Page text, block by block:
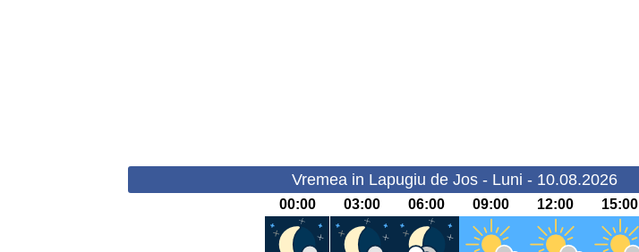
Vremea in Lapugiu de Jos - Luni - 10.08.2026
00:00 03:00 06:00 09:00 12:00 15:00